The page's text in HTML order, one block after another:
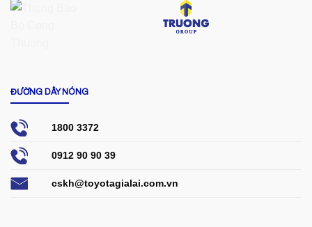
ĐƯỜNG DÂY NÓNG
1800 3372
0912 90 90 39
cskh@toyotagialai.com.vn